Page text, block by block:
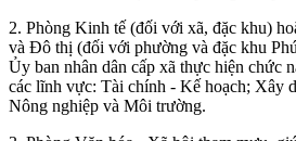
2. Phòng Kinh tế (đối với xã, đặc khu)
và Đô thị (đối với phường và đặc khu
Ủy ban nhân dân cấp xã thực hiện chức
các lĩnh vực: Tài chính - Kế hoạch; Xây
Nông nghiệp và Môi trường.